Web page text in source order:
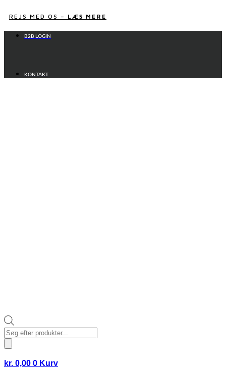
tilREJS MED OS – LÆS MERE
B2B LOGIN
KONTAKT
Products
search
kr. 0,00 0 Kurv